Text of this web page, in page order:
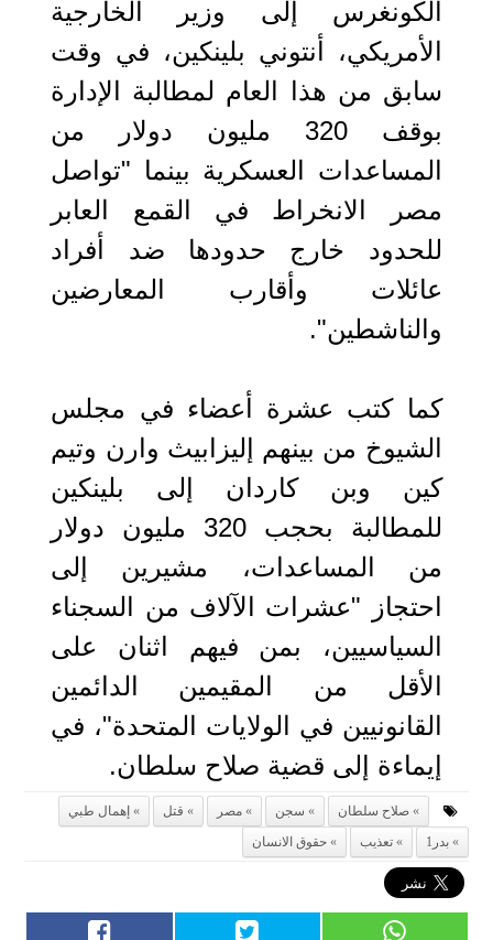
الكونغرس إلى وزير الخارجية
الأمريكي، أنتوني بلينكين، في وقت
سابق من هذا العام لمطالبة الإدارة
بوقف 320 مليون دولار من
المساعدات العسكرية بينما "تواصل
مصر الانخراط في القمع العابر
للحدود خارج حدودها ضد أفراد
عائلات وأقارب المعارضين
والناشطين".
كما كتب عشرة أعضاء في مجلس
الشيوخ من بينهم إليزابيث وارن وتيم
كين وبن كاردان إلى بلينكين
للمطالبة بحجب 320 مليون دولار
من المساعدات، مشيرين إلى
احتجاز "عشرات الآلاف من السجناء
السياسيين، بمن فيهم اثنان على
الأقل من المقيمين الدائمين
القانونيين في الولايات المتحدة"، في
إيماءة إلى قضية صلاح سلطان.
صلاح سلطان سجن مصر قتل
إهمال طبي
بدر1
تعذيب حقوق الانسان